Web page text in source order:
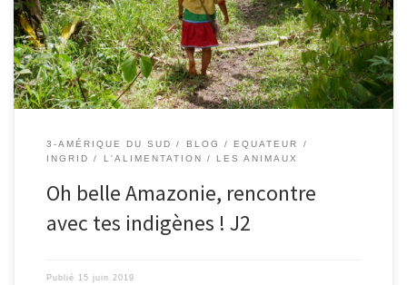
Nous sommes toujours autant admiratifs devant la capacité du
guide à repérer les animaux dans ces feuillages denses. […]
3-AMÉRIQUE DU SUD BLOG
EQUATEUR
INGRID
L'ALIMENTATION LES ANIMAUX
Oh belle Amazonie, rencontre
avec tes indigènes ! J2
Publié 15 juin 2019